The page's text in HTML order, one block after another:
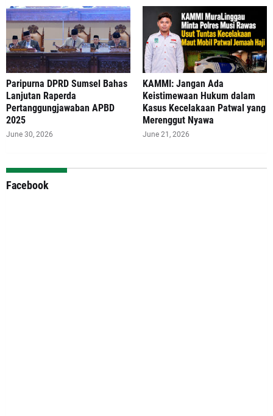
Paripurna DPRD Sumsel Bahas
Lanjutan Raperda
Pertanggungjawaban APBD
2025
June 30, 2026
‎KAMMI: Jangan Ada
Keistimewaan Hukum dalam
Kasus Kecelakaan Patwal yang
Merenggut Nyawa
June 21, 2026
Facebook